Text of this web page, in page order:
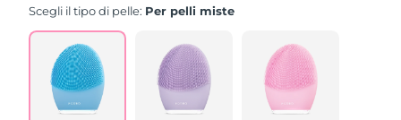
rating
Read
Reviews.
Same
page
link.
Scegli il tipo di pelle: Per pelli miste